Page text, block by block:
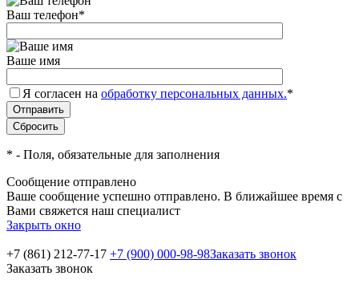
Ваш телефон*
Ваше имя
Я согласен на обработку персональных данных.*
* - Поля, обязательные для заполнения
Сообщение отправлено
Ваше сообщение успешно отправлено. В ближайшее время с
Вами свяжется наш специалист
Закрыть окно
+7 (861) 212-77-17 +7 (900) 000-98-98Заказать звонок
Заказать звонок